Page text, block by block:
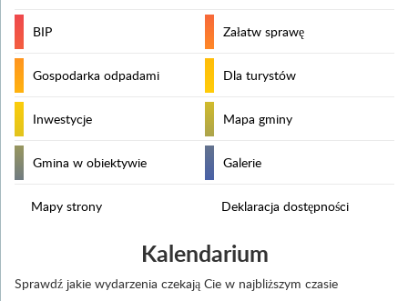
BIP Załatw sprawę
Gospodarka odpadami Dla turystów
Inwestycje Mapa gminy
Gmina w obiektywie Galerie
Mapy strony Deklaracja dostępności
Kalendarium
Sprawdź jakie wydarzenia czekają Cie w najbliższym czasie